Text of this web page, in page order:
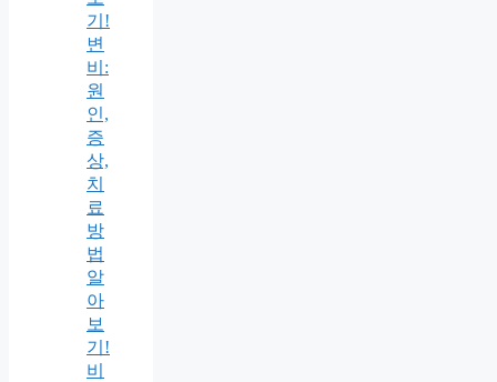
기!
변
비:
원
인,
증
상,
치
료
방
법
알
아
보
기!
비